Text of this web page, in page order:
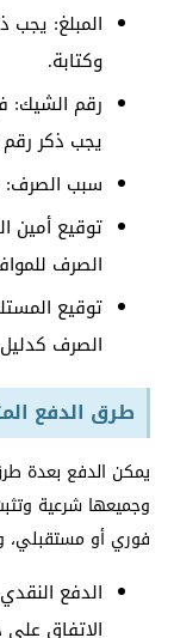
المبلغ: يجب
وكتابة.
رقم الشيك:
يجب ذكر
سبب
توقيع أمين
الصرف
توقيع
الصرف
طرق الدفع
يمكن الدفع بعدة
وجميعها شرعية
فوري أو
الدفع
الاتفاق